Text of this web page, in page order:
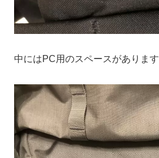
中にはPC用のスペースがあります